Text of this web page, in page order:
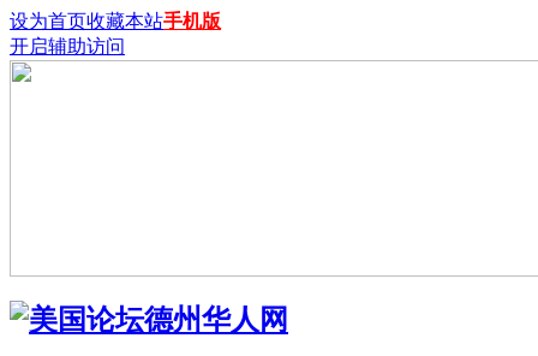
设为首页收藏本站手机版
开启辅助访问